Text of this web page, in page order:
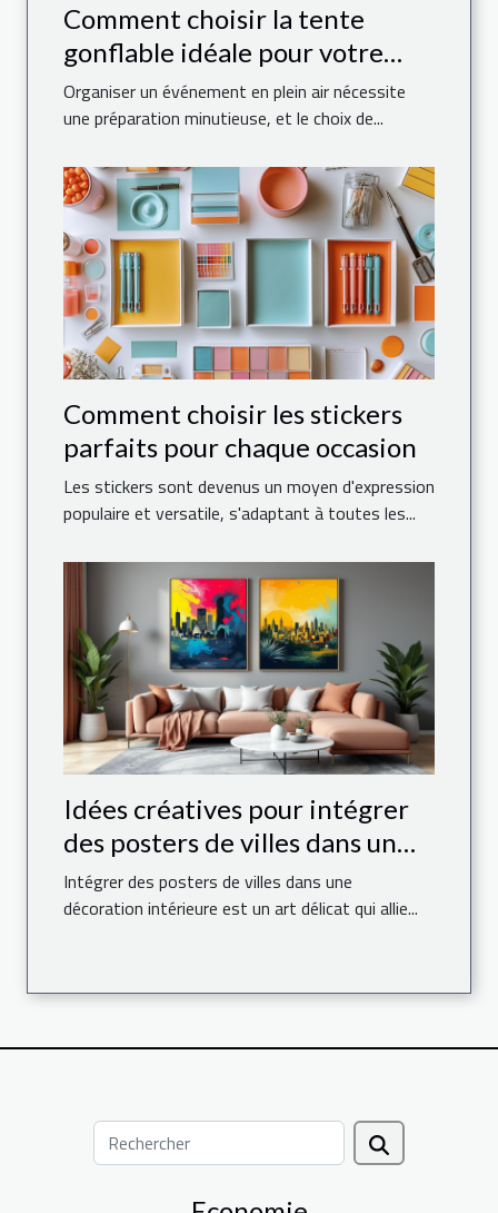
Comment choisir la tente
gonflable idéale pour votre
événement
Organiser un événement en plein air nécessite
une préparation minutieuse, et le choix de...
Comment choisir les stickers
parfaits pour chaque occasion
Les stickers sont devenus un moyen d'expression
populaire et versatile, s'adaptant à toutes les...
Idées créatives pour intégrer
des posters de villes dans un
espace moderne
Intégrer des posters de villes dans une
décoration intérieure est un art délicat qui allie...